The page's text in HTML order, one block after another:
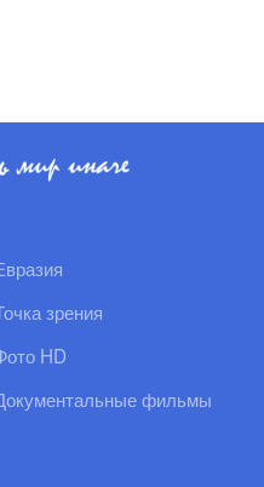
зрения
HD
фильмы